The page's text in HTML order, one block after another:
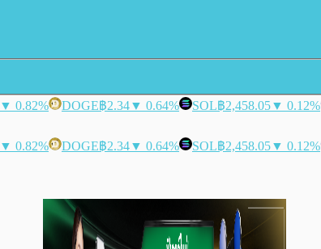
▼ 0.82% DOGE฿2.34▼ 0.64% SOL฿2,458.05▼ 0.12%
▼ 0.82% DOGE฿2.34▼ 0.64% SOL฿2,458.05▼ 0.12%